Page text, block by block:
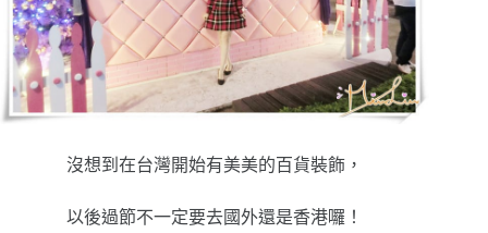
沒想到在台灣開始有美美的百貨裝飾，
以後過節不一定要去國外還是香港囉！